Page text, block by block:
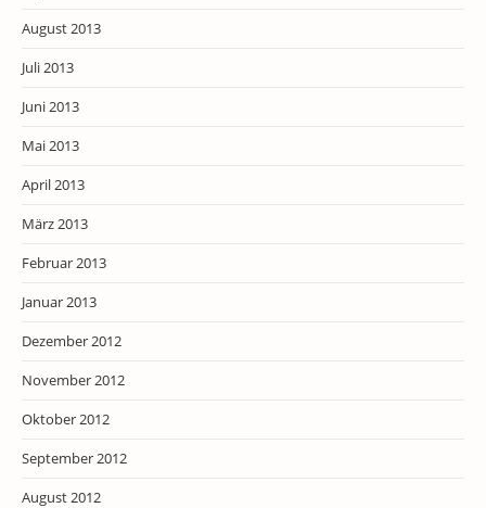
August 2013
Juli 2013
Juni 2013
Mai 2013
April 2013
März 2013
Februar 2013
Januar 2013
Dezember 2012
November 2012
Oktober 2012
September 2012
August 2012